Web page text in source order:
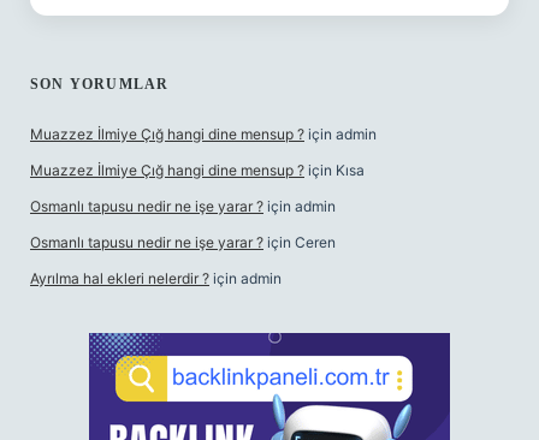
SON YORUMLAR
Muazzez İlmiye Çığ hangi dine mensup ? için admin
Muazzez İlmiye Çığ hangi dine mensup ? için Kısa
Osmanlı tapusu nedir ne işe yarar ? için admin
Osmanlı tapusu nedir ne işe yarar ? için Ceren
Ayrılma hal ekleri nelerdir ? için admin